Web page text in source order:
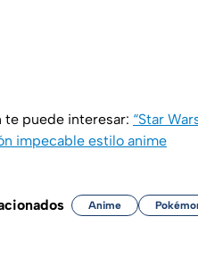
te puede interesar: “Star
impecable estilo anime
Anime